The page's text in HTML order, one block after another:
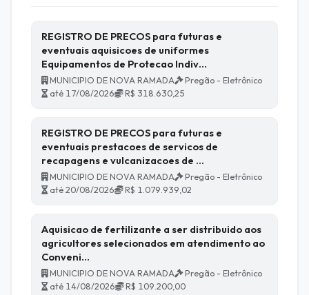
REGISTRO DE PRECOS para futuras e
eventuais aquisicoes de uniformes
Equipamentos de Protecao Indiv…
MUNICIPIO DE NOVA RAMADA
Pregão - Eletrônico
até 17/08/2026
R$ 318.630,25
REGISTRO DE PRECOS para futuras e
eventuais prestacoes de servicos de
recapagens e vulcanizacoes de …
MUNICIPIO DE NOVA RAMADA
Pregão - Eletrônico
até 20/08/2026
R$ 1.079.939,02
Aquisicao de fertilizante a ser distribuido aos
agricultores selecionados em atendimento ao
Conveni…
MUNICIPIO DE NOVA RAMADA
Pregão - Eletrônico
até 14/08/2026
R$ 109.200,00